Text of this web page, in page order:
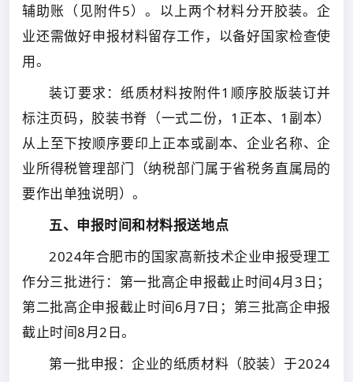
辅助账（见附件5）。以上两个材料分开胶装。企
业还需做好申报材料留存工作，以备好国家检查使
用。
装订要求：纸质材料按附件1顺序胶版装订并
标注页码，胶装书脊（一式二份，1正本、1副本）
从上至下按顺序要印上正本或副本、企业名称、企
业所得税管理部门（纳税部门属于省税务直属局的
要作出单独说明）。
五、申报时间和材料报送地点
2024年合肥市的国家高新技术企业申报受理工
作分三批进行：第一批高企申报截止时间4月3日；
第二批高企申报截止时间6月7日；第三批高企申报
截止时间8月2日。
第一批申报：企业的纸质材料（胶装）于2024